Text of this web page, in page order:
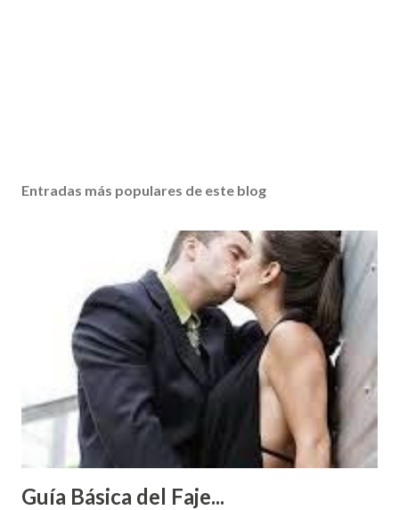
Entradas más populares de este blog
Guía Básica del Faje...